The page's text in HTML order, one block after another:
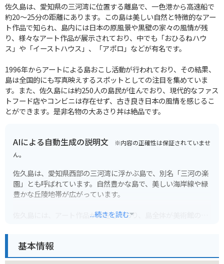
佐久島は、愛知県の三河湾に位置する離島で、一色港から高速船で
約20～25分の距離にあります。この島は美しい自然と特徴的なアー
ト作品で知られ、島内には日本の原風景や黒壁の家々の風情が残
り、様々なアート作品が展示されており、中でも「おひるねハウ
ス」や「イーストハウス」、「アポロ」などが有名です。
1996年からアートによる島おこし活動が行われており、その結果、
島は全国的にも写真映えするスポットとしての注目を集めていま
す。また、佐久島には約250人の島民が住んでおり、現代的なファス
トフード店やコンビニは存在せず、古き良き日本の風情を感じるこ
とができます。是非名物の大あさり丼は絶品です。
AIによる自動生成の説明文 ※内容の正確性は保証されていませ
ん。
佐久島は、愛知県西部の三河湾に浮かぶ島で、別名「三河の楽
園」とも呼ばれています。自然豊かな島で、美しい海岸線や緑
豊かな丘陵地帯が広がっています。
佐久島には、アート作品が点在しており、島全体が美術館のよ
トハウス」などがあります。これらのアート作品を巡ること
で、島の自然と芸術を同時に楽しむことができます。
...続きを読む
基本情報